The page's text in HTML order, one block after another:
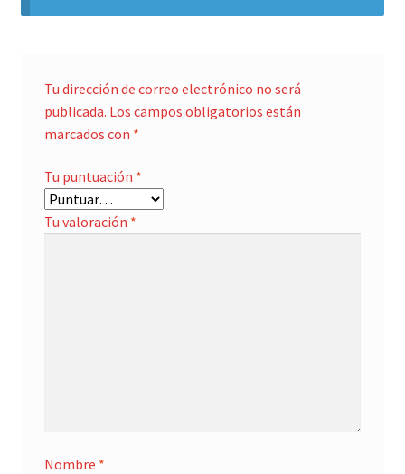
Tu dirección de correo electrónico no será
publicada. Los campos obligatorios están
marcados con *
Tu puntuación *
Tu valoración *
Nombre *